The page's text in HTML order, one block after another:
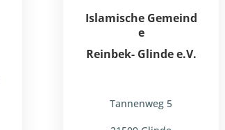
Islamische Gemeind
e
Reinbek- Glinde e.V.
Tannenweg 5